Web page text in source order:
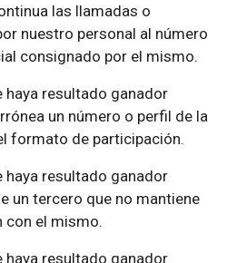
las llamadas o
nuestro personal al número
consignado por el mismo.
haya resultado ganador
un número o perfil de la
formato de participación.
haya resultado ganador
un tercero que no mantiene
con el mismo.
haya resultado ganador